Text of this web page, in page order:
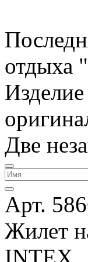
отдыха
Две
Арт.
Жилет
INTEX